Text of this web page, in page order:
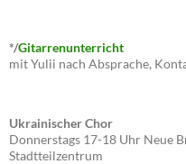
*/Gitarrenunterricht
mit Yulii nach Absprache,
Ukrainischer Chor
Donnerstags 17-18 Uhr Neue
Stadtteilzentrum